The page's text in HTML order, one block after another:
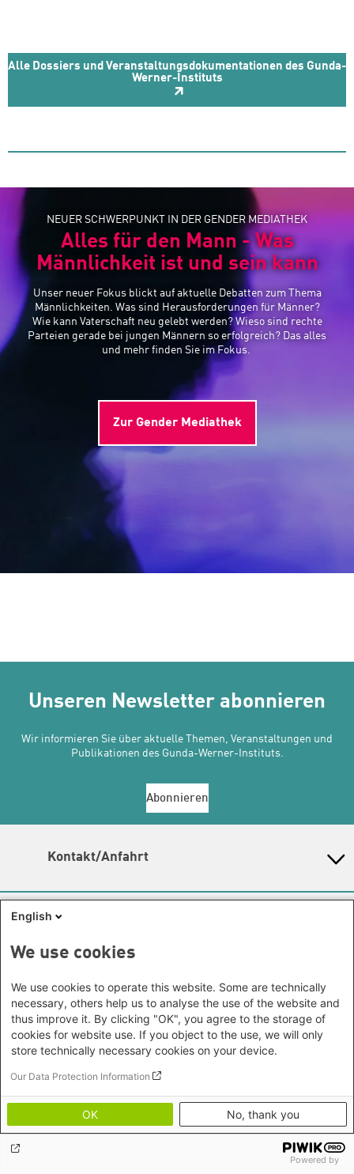
Alle Dossiers und Veranstaltungsdokumentationen des Gunda-
Werner-Instituts
NEUER SCHWERPUNKT IN DER GENDER MEDIATHEK
Alles für den Mann - Was
Männlichkeit ist und sein kann
Unser neuer Fokus blickt auf aktuelle Debatten zum Thema
Männlichkeiten. Was sind Herausforderungen für Männer?
Wie kann Vaterschaft neu gelebt werden? Wieso sind rechte
Parteien gerade bei jungen Männern so erfolgreich? Das alles
und mehr finden Sie im Fokus.
Zur Gender Mediathek
Unseren Newsletter abonnieren
Wir informieren Sie über aktuelle Themen, Veranstaltungen und
Publikationen des Gunda-Werner-Instituts.
Abonnieren
Kontakt/Anfahrt
Schumannstr. 8, 10117 Berlin
Empfang und Auskunft
E-Mail:gwi@boell.de
N.N. | Kommissarische Leitung und Koleitung durch
Amina Nolte und Sandra Ho
Amina Nolte|Sandra Ho
Themenschwerpunkte
Hier finden Sie die Kontaktdaten der Verantwortlichen
für die Themenschwerpunkte.
Lageplan
Barrierefreiheit
Heinrich-Böll-Stiftung e.V.
Heinrich-Böll-Stiftungen in den
Bundesländern
Baden-Württemberg
Bayern
Bremen
Hamburg
Internationale Büros
Asien
Büro Peking - China
Büro Phnom Penh - Kambodscha
Büro Südostasien
Büro Seoul - Ostasien | Globaler
Themenportale
Heimatkunde
Grüne Akademie
Gunda-Werner-Institut
Mediatheken
English
We use cookies
We use cookies to operate this website. Some are technically
necessary, others help us to analyse the use of the website and
thus improve it. By clicking "OK", you agree to the storage of
cookies for website use. If you object to the use, we will only
store technically necessary cookies on your device.
Our Data Protection Information
OK No, thank you
Powered by